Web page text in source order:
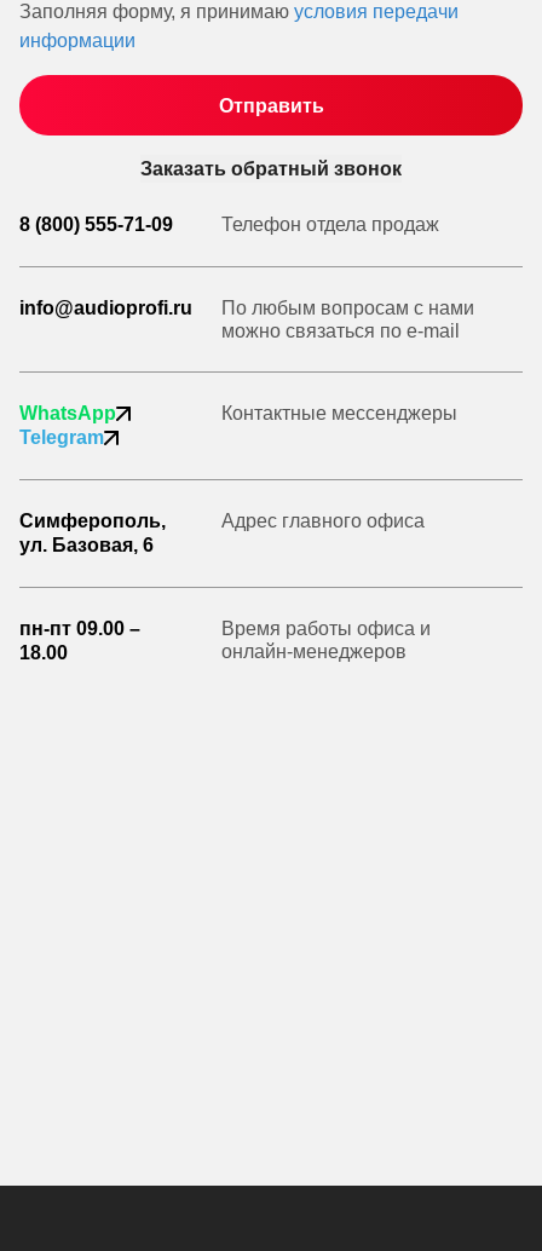
Заполняя форму, я принимаю условия передачи
информации
Заказать обратный звонок
8 (800) 555-71-09 Телефон отдела продаж
info@audioprofi.ru
По любым вопросам с нами
можно связаться по e-mail
WhatsApp
Telegram
Контактные мессенджеры
Симферополь,
ул. Базовая, 6
Адрес главного офиса
пн-пт 09.00 –
18.00
Время работы офиса и
онлайн-менеджеров